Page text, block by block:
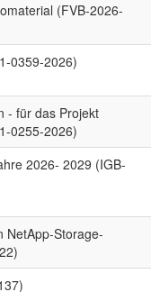
(FVB-2026-
0359-2026)
- für das Projekt
0255-2026)
2026- 2029 (IGB-
NetApp-Storage-